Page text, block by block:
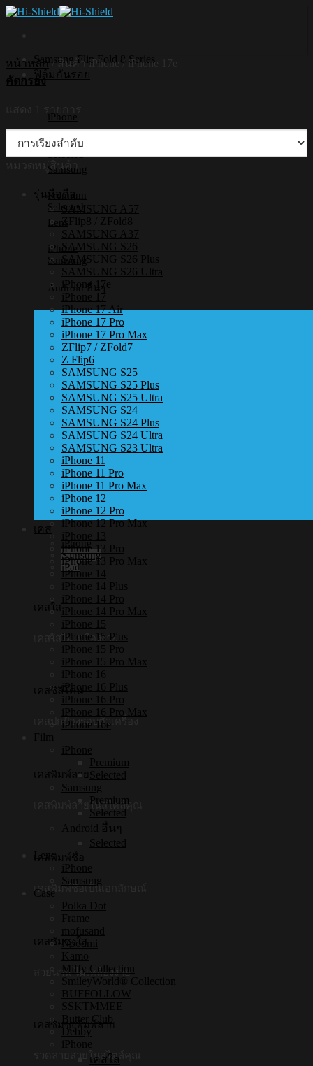
Skip
Samsung Flip Fold 8 Series
ฟิล์มกันรอย
iPhone
Premium
Selected
Samsung
Premium
Selected
Lens
iPhone
Samsung
Android อื่นๆ
เคส
iPhone
Samsung
iPad
เคสใส
เคสใสไม่เหลืองง่าย
เคสซิลิโคน
เคสปกป้องรอบตัวเครื่อง
เคสพิมพ์ลาย
เคสพิมพ์ลายในสไตล์คุณ
เคสพิมพ์ชื่อ
เคสพิมพ์ชื่อเป็นเอกลักษณ์
เคสซัมซุงใส
สวยนาน ไม่เหลืองง่าย
เคสซัมซุงพิมพ์ลาย
รวดลายสวยในสไตล์คุณ
หน้าหลัก /สินค้า iPhone/iPhone 17e
คัดกรอง
หมวดหมู่สินค้า
รุ่นมือถือ
SAMSUNG A57
ZFlip8 / ZFold8
SAMSUNG A37
SAMSUNG S26
SAMSUNG S26 Plus
SAMSUNG S26 Ultra
iPhone 17e
iPhone 17
iPhone 17 Air
iPhone 17 Pro
iPhone 17 Pro Max
ZFlip7 / ZFold7
Z Flip6
SAMSUNG S25
SAMSUNG S25 Plus
SAMSUNG S25 Ultra
SAMSUNG S24
SAMSUNG S24 Plus
SAMSUNG S24 Ultra
SAMSUNG S23 Ultra
iPhone 11
iPhone 11 Pro
iPhone 11 Pro Max
iPhone 12
iPhone 12 Pro
iPhone 12 Pro Max
iPhone 13
iPhone 13 Pro
iPhone 13 Pro Max
iPhone 14
iPhone 14 Plus
iPhone 14 Pro
iPhone 14 Pro Max
iPhone 15
iPhone 15 Plus
iPhone 15 Pro
iPhone 15 Pro Max
iPhone 16
iPhone 16 Plus
iPhone 16 Pro
iPhone 16 Pro Max
iPhone 16e
Film
iPhone
Premium
Selected
Samsung
Premium
Selected
Android อื่นๆ
Selected
Lens
iPhone
Samsung
Case
Polka Dot
Frame
mofusand
Noodmi
Kamo
Miffy Collection
SmileyWorld® Collection
BUFFOLLOW
SSKTMMEE
Butter Club
Debby
iPhone
เคสใส